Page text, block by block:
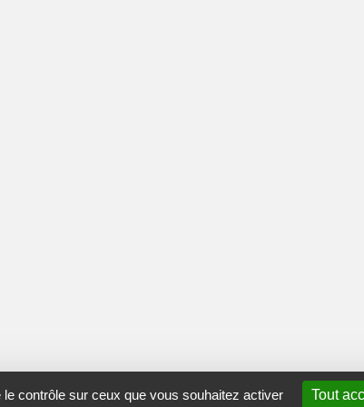
contrôle sur ceux que vous souhaitez activer Tout